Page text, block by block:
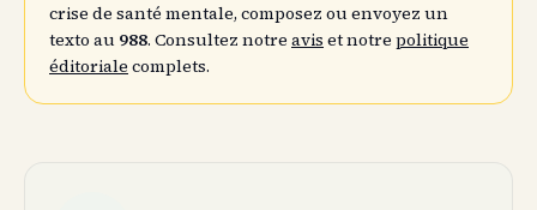
crise de santé mentale, composez ou envoyez un
texto au 988. Consultez notre avis et notre politique
éditoriale complets.